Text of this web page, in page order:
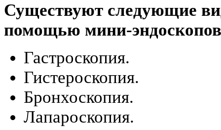
Существуют следующие
помощью мини-
Гастроскопия.
Гистероскопия.
Бронхоскопия.
Лапароскопия.